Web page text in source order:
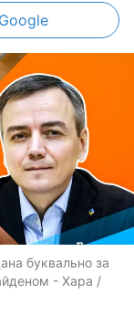
буквально за
- Хара /